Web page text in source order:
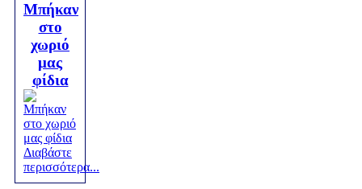
Μπήκαν
στο
χωριό
μας
φίδια
Διαβάστε
περισσότερα...